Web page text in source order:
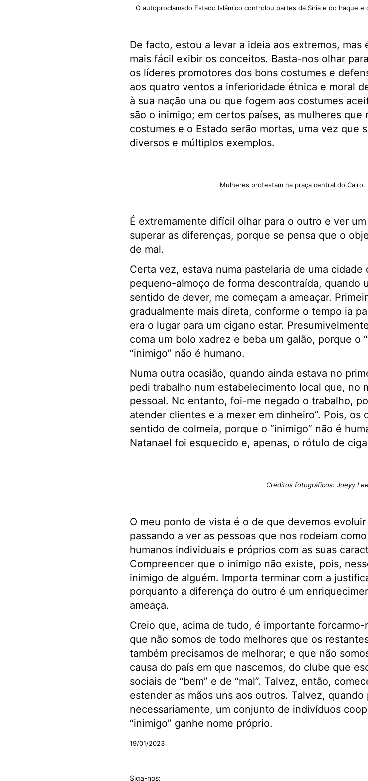
O autoproclamado Estado Islâmico controlou partes da Síria e do Iraque
De facto, estou a levar a ideia aos extremos,
mais fácil exibir os conceitos. Basta-nos olhar
os líderes promotores dos bons costumes e
aos quatro ventos a inferioridade étnica e moral
à sua nação una ou que fogem aos costumes
são o inimigo; em certos países, as mulheres que
costumes e o Estado serão mortas, uma vez que
diversos e múltiplos exemplos.
Mulheres protestam na praça central do Cairo.
É extremamente difícil olhar para o outro e ver
superar as diferenças, porque se pensa que o
de mal.
Certa vez, estava numa pastelaria de uma cidade
pequeno-almoço de forma descontraída, quando
sentido de dever, me começam a ameaçar.
gradualmente mais direta, conforme o tempo ia
era o lugar para um cigano estar.
coma um bolo xadrez e beba um galão, porque o
“inimigo” não é humano.
Numa outra ocasião, quando ainda estava no
pedi trabalho num estabelecimento local que, no
pessoal. No entanto, foi-me negado o trabalho,
atender clientes e a mexer em dinheiro”. Pois, os
sentido de colmeia, porque o “inimigo” não é
Natanael foi esquecido e, apenas, o rótulo de
Créditos fotográficos: Joeyy
O meu ponto de vista é o de que devemos
passando a ver as pessoas que nos rodeiam
humanos individuais e próprios com as suas
Compreender que o inimigo não existe, pois,
inimigo de alguém. Importa terminar com a
porquanto a diferença do outro é um
ameaça.
Creio que, acima de tudo, é importante
que não somos de todo melhores que os
também precisamos de melhorar; e que não
causa do país em que nascemos, do clube que
sociais de “bem” e de “mal”. Talvez, então,
estender as mãos uns aos outros. Talvez,
necessariamente, um conjunto de indivíduos
“inimigo” ganhe nome próprio.
19/01/2023
Siga-nos: